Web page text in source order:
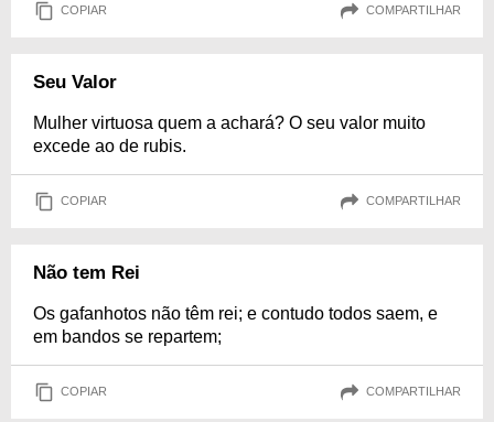
COPIAR COMPARTILHAR
Seu Valor
Mulher virtuosa quem a achará? O seu valor muito
excede ao de rubis.
COPIAR COMPARTILHAR
Não tem Rei
Os gafanhotos não têm rei; e contudo todos saem, e
em bandos se repartem;
COPIAR COMPARTILHAR